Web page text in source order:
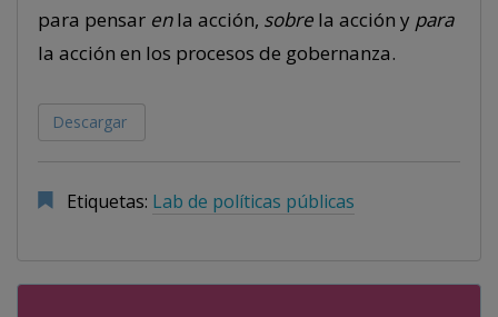
para pensar enla acción, sobre la acción y para
la acción en los procesos de gobernanza.
Descargar
Etiquetas: Lab de políticas públicas